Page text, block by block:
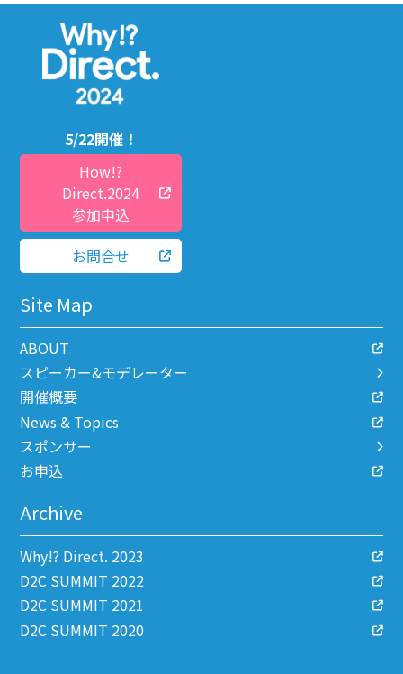
5/22開催！
How!?
Direct.2024
参加申込
お問合せ
Site Map
ABOUT
スピーカー&モデレーター
開催概要
News & Topics
スポンサー
お申込
Archive
Why!? Direct. 2023
D2C SUMMIT 2022
D2C SUMMIT 2021
D2C SUMMIT 2020